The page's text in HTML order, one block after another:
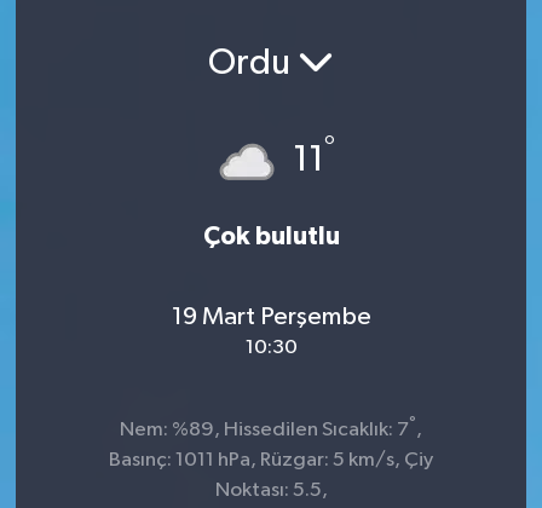
Ordu
11 °
Çok bulutlu
19 Mart Perşembe
10:30
Nem: %89, Hissedilen Sıcaklık: 7° ,
Basınç: 1011 hPa, Rüzgar: 5 km/s, Çiy
Noktası: 5.5,